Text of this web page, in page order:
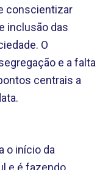
conscientizar
inclusão das
O
e a falta
centrais a
o início da